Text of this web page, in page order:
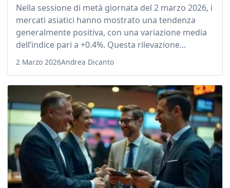
Nella sessione di metà giornata del 2 marzo 2026, i
mercati asiatici hanno mostrato una tendenza
generalmente positiva, con una variazione media
dell’indice pari a +0.4%. Questa rilevazione...
2 Marzo 2026Andrea Dicanto